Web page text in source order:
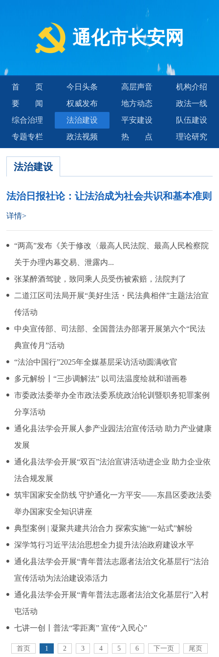
通化市长安网
首页 今日头条 高层声音
机构介绍
要闻
权威发布 地方动态
政法一线
综合治理
法治建设 平安建设
队伍建设
专题专栏
政法视频 热点 理论研究
法治建设
法治日报社论：让法治成为社会共识和基本准则
详情>
“两高”发布《关于修改〈最高人民法院、最高人民检察院
关于办理内幕交易、泄露内...
张某醉酒驾驶，致同乘人员受伤被索赔，法院判了
二道江区司法局开展“美好生活・民法典相伴”主题法治宣
传活动
中央宣传部、司法部、全国普法办部署开展第六个“民法
典宣传月”活动
“法治中国行”2025年全媒基层采访活动圆满收官
多元解纷丨“三步调解法” 以司法温度绘就和谐画卷
市委政法委举办全市政法委系统政治轮训暨职务犯罪案例
分享活动
通化县法学会开展人参产业园法治宣传活动 助力产业健康
发展
通化县法学会开展“双百”法治宣讲活动进企业 助力企业依
法合规发展
筑牢国家安全防线 守护通化一方平安——东昌区委政法委
举办国家安全知识讲座
典型案例 | 凝聚共建共治合力 探索实施“一站式”解纷
深学笃行习近平法治思想全力提升法治政府建设水平
通化县法学会开展“青年普法志愿者法治文化基层行”法治
宣传活动为法治建设添活力
通化县法学会开展“青年普法志愿者法治文化基层行”入村
屯活动
七讲一创丨普法“零距离” 宣传“入民心”
首页 1 2 3 4 5 6 下一页 尾页